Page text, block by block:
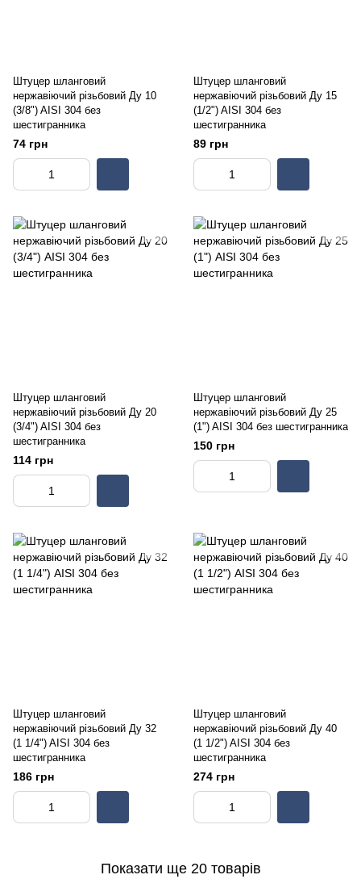
Штуцер шланговий
нержавіючий різьбовий Ду 10
(3/8") AISI 304 без
шестигранника
74 грн
Штуцер шланговий
нержавіючий різьбовий Ду 15
(1/2") AISI 304 без
шестигранника
89 грн
Штуцер шланговий
нержавіючий різьбовий Ду 20
(3/4") AISI 304 без
шестигранника
114 грн
Штуцер шланговий
нержавіючий різьбовий Ду 25
(1") AISI 304 без шестигранника
150 грн
Штуцер шланговий
нержавіючий різьбовий Ду 32
(1 1/4") AISI 304 без
шестигранника
186 грн
Штуцер шланговий
нержавіючий різьбовий Ду 40
(1 1/2") AISI 304 без
шестигранника
274 грн
Показати ще 20 товарів